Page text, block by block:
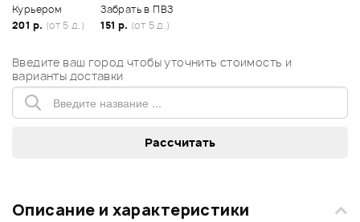
Курьером
201 р. (от 5 д.)
Забрать в ПВЗ
151 р. (от 5 д.)
Введите ваш город чтобы уточнить стоимость и
варианты доставки
Описание и характеристики